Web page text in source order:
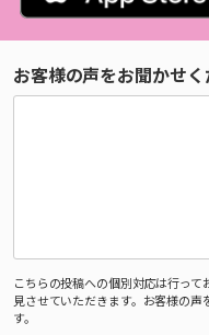
お客様の声をお聞かせく
こちらの投稿への個別対応は行っ
見させていただきます。お客様の声
す。